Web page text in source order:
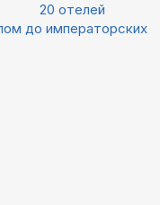
20 отелей
до императорских